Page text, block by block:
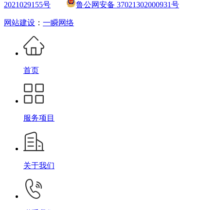
2021029155号
鲁公网安备 37021302000931号
网站建设 ： 一瞬网络
首页
服务项目
关于我们